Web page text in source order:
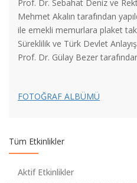
Prof. Dr. Sebahat Deniz ve
Mehmet Akalın tarafından
ile emekli memurlara plaket
Süreklilik ve Türk Devlet
Prof. Dr. Gülay Bezer
FOTOĞRAF ALBÜMÜ
Tüm Etkinlikler
Aktif Etkinlikler
Fizik Bölümü Öğretim Üyemiz
İnsanları" Listesinde
ANNOUNCEMENT ABOUT